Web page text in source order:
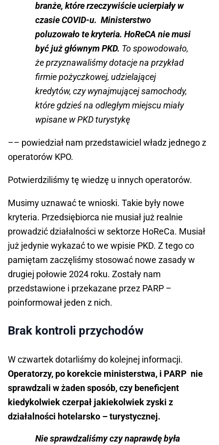
branże, które rzeczywiście ucierpiały w
czasie COVID-u. Ministerstwo
poluzowało te kryteria. HoReCA nie musi
być już głównym PKD. To spowodowało,
że przyznawaliśmy dotacje na przykład
firmie pożyczkowej, udzielającej
kredytów, czy wynajmującej samochody,
które gdzieś na odległym miejscu miały
wpisane w PKD turystykę
–– powiedział nam przedstawiciel władz jednego z
operatorów KPO.
Potwierdziliśmy tę wiedzę u innych operatorów.
Musimy uznawać te wnioski. Takie były nowe
kryteria. Przedsiębiorca nie musiał już realnie
prowadzić działalności w sektorze HoReCa. Musiał
już jedynie wykazać to we wpisie PKD. Z tego co
pamiętam zaczęliśmy stosować nowe zasady w
drugiej połowie 2024 roku. Zostały nam
przedstawione i przekazane przez PARP –
poinformował jeden z nich.
Brak kontroli przychodów
W czwartek dotarliśmy do kolejnej informacji.
Operatorzy, po korekcie ministerstwa, i PARP nie
sprawdzali w żaden sposób, czy beneficjent
kiedykolwiek czerpał jakiekolwiek zyski z
działalności hotelarsko – turystycznej.
Nie sprawdzaliśmy czy naprawdę była